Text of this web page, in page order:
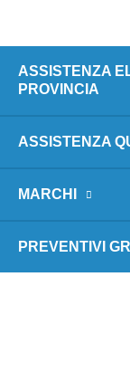
ASSISTENZA
PROVINCIA
ASSISTENZA
MARCHI
PREVENTIVI